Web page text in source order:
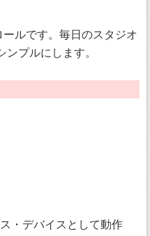
ルです。毎日のスタジオ
プルにします。
・デバイスとして動作